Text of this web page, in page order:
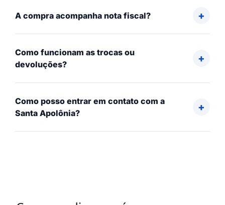
A compra acompanha nota fiscal?
Como funcionam as trocas ou
devoluções?
Como posso entrar em contato com a
Santa Apolônia?